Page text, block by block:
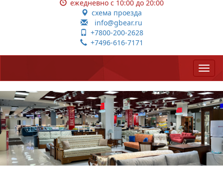
ежедневно с 10:00 до 20:00
схема проезда
info@gbear.ru
+7800-200-2628
+7496-616-7171